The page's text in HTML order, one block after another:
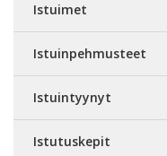
Istuimet
Istuinpehmusteet
Istuintyynyt
Istutuskepit